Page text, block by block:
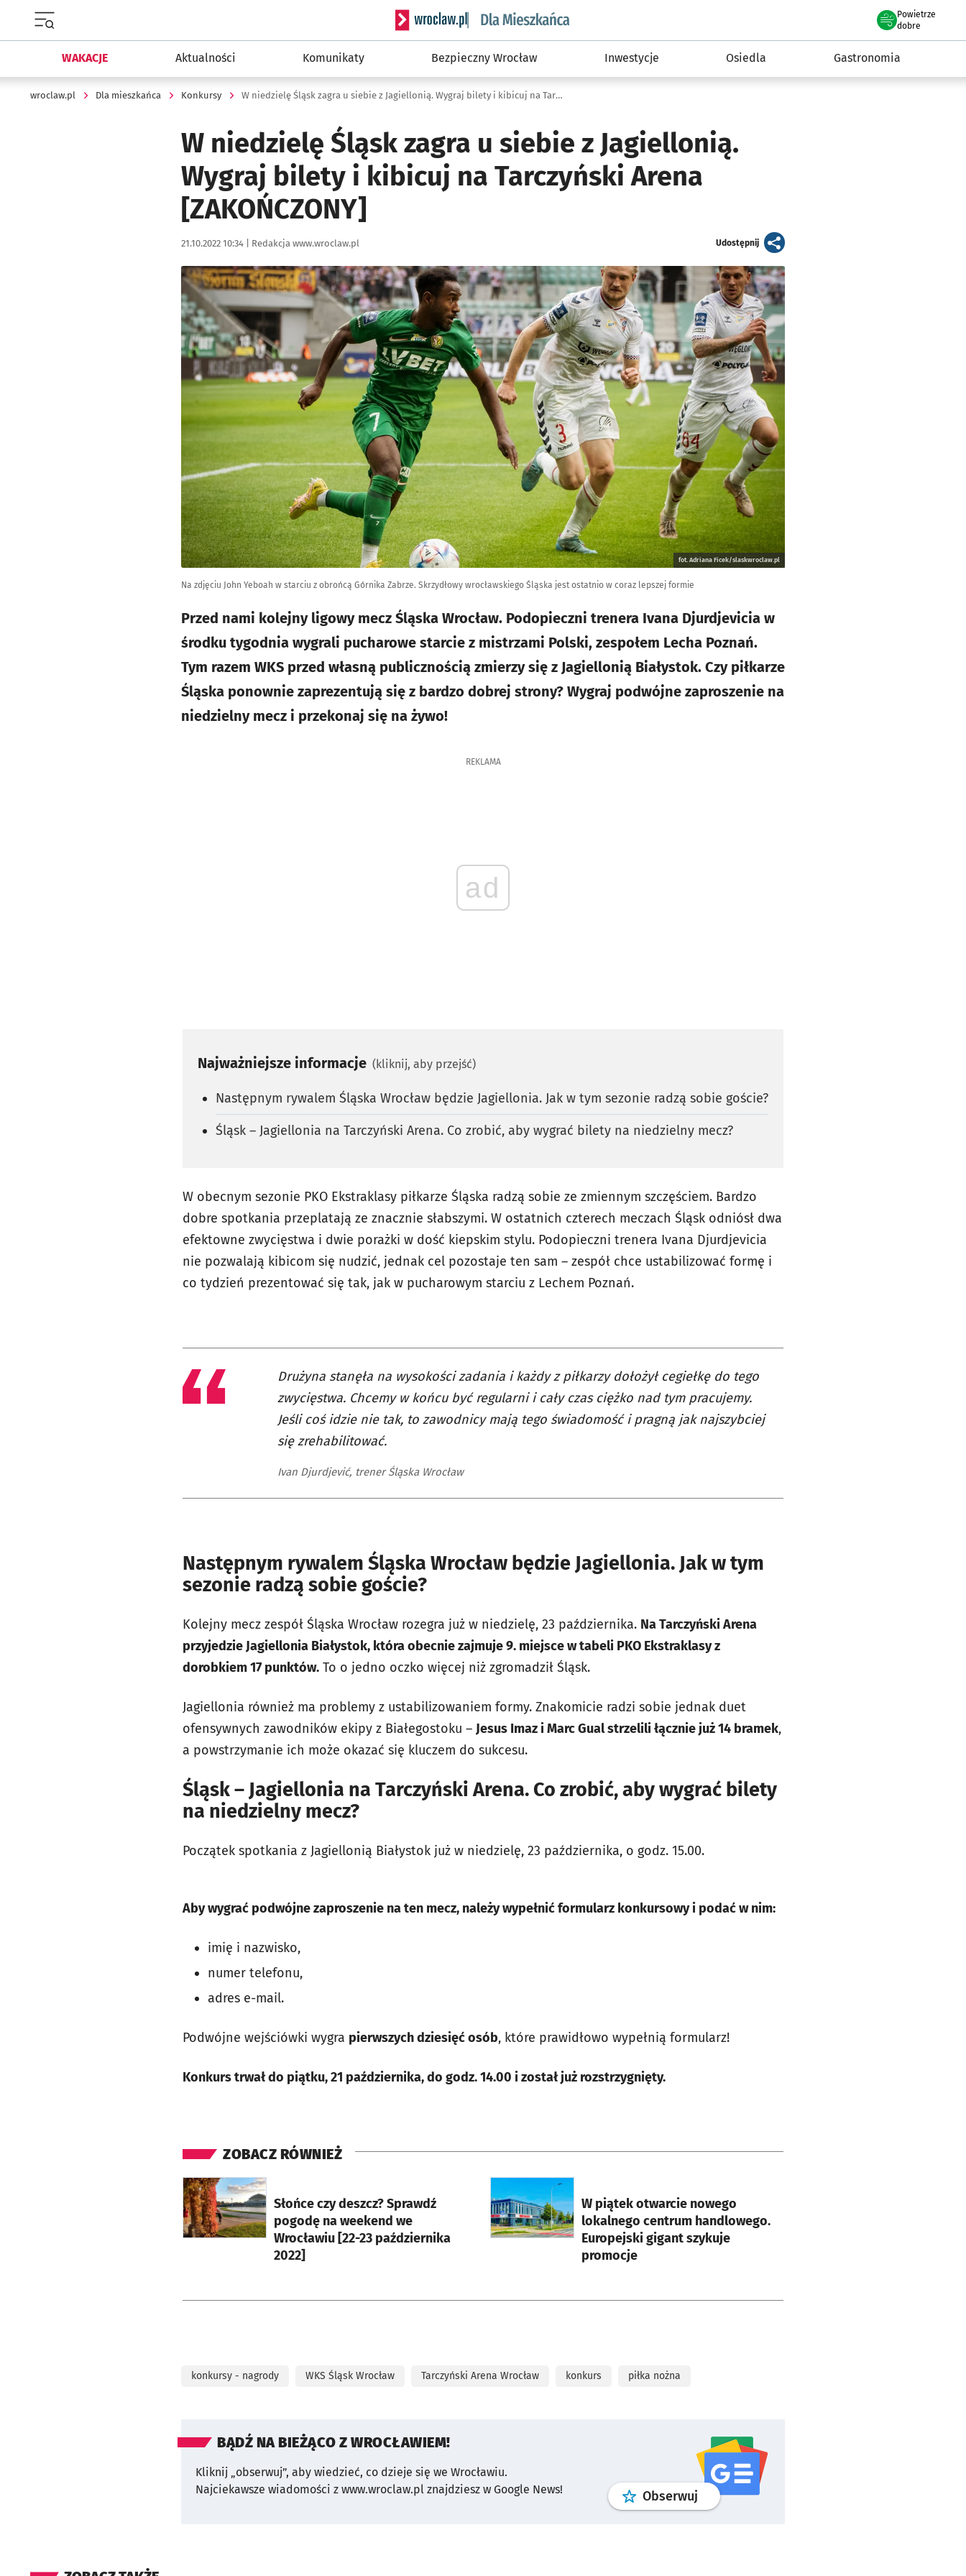
Serwis informacyjny wroclaw.pl podserwis: Dla mieszkańca
Powietrze
we Wrocławiu
dobre
WAKACJE Aktualności Komunikaty Bezpieczny Wrocław Inwestycje Osiedla Gastronomia
wroclaw.pl Dla mieszkańca Konkursy W niedzielę Śląsk zagra u siebie z Jagiellonią. Wygraj bilety i kibicuj na Tarczyński Arena [ZAKOŃCZONY]
W niedzielę Śląsk zagra u siebie z Jagiellonią.
Wygraj bilety i kibicuj na Tarczyński Arena
[ZAKOŃCZONY]
Data publikacji:
21.10.2022 10:34 | Autor:
Redakcja www.wroclaw.pl Udostępnijartykuł
Kliknij, aby powiększyć
fot. Adriana Ficek/slaskwroclaw.pl
Na zdjęciu John Yeboah w starciu z obrońcą Górnika Zabrze. Skrzydłowy wrocławskiego Śląska jest ostatnio w coraz lepszej formie
Przed nami kolejny ligowy mecz Śląska Wrocław. Podopieczni trenera Ivana Djurdjevicia w
środku tygodnia wygrali pucharowe starcie z mistrzami Polski, zespołem Lecha Poznań.
Tym razem WKS przed własną publicznością zmierzy się z Jagiellonią Białystok. Czy piłkarze
Śląska ponownie zaprezentują się z bardzo dobrej strony? Wygraj podwójne zaproszenie na
niedzielny mecz i przekonaj się na żywo!
REKLAMA
ad
Najważniejsze informacje (kliknij, aby przejść)
Następnym rywalem Śląska Wrocław będzie Jagiellonia. Jak w tym sezonie radzą sobie goście?
Śląsk – Jagiellonia na Tarczyński Arena. Co zrobić, aby wygrać bilety na niedzielny mecz?
W obecnym sezonie PKO Ekstraklasy piłkarze Śląska radzą sobie ze zmiennym szczęściem. Bardzo
dobre spotkania przeplatają ze znacznie słabszymi. W ostatnich czterech meczach Śląsk odniósł dwa
efektowne zwycięstwa i dwie porażki w dość kiepskim stylu. Podopieczni trenera Ivana Djurdjevicia
nie pozwalają kibicom się nudzić, jednak cel pozostaje ten sam – zespół chce ustabilizować formę i
co tydzień prezentować się tak, jak w pucharowym starciu z Lechem Poznań.
Drużyna stanęła na wysokości zadania i każdy z piłkarzy dołożył cegiełkę do tego
zwycięstwa. Chcemy w końcu być regularni i cały czas ciężko nad tym pracujemy.
Jeśli coś idzie nie tak, to zawodnicy mają tego świadomość i pragną jak najszybciej
się zrehabilitować.
Ivan Djurdjević, trener Śląska Wrocław
Następnym rywalem Śląska Wrocław będzie Jagiellonia. Jak w tym
sezonie radzą sobie goście?
Kolejny mecz zespół Śląska Wrocław rozegra już w niedzielę, 23 października. Na Tarczyński Arena
przyjedzie Jagiellonia Białystok, która obecnie zajmuje 9. miejsce w tabeli PKO Ekstraklasy z
dorobkiem 17 punktów. To o jedno oczko więcej niż zgromadził Śląsk.
Jagiellonia również ma problemy z ustabilizowaniem formy. Znakomicie radzi sobie jednak duet
ofensywnych zawodników ekipy z Białegostoku – Jesus Imaz i Marc Gual strzelili łącznie już 14 bramek,
a powstrzymanie ich może okazać się kluczem do sukcesu.
Śląsk – Jagiellonia na Tarczyński Arena. Co zrobić, aby wygrać bilety
na niedzielny mecz?
Początek spotkania z Jagiellonią Białystok już w niedzielę, 23 października, o godz. 15.00.
Aby wygrać podwójne zaproszenie na ten mecz, należy wypełnić formularz konkursowy i podać w nim:
imię i nazwisko,
numer telefonu,
adres e-mail.
Podwójne wejściówki wygra pierwszych dziesięć osób, które prawidłowo wypełnią formularz!
Konkurs trwał do piątku, 21 października, do godz. 14.00 i został już rozstrzygnięty.
ZOBACZ RÓWNIEŻ
Słońce czy deszcz? Sprawdź
pogodę na weekend we
Wrocławiu [22-23 października
2022]
otworzy się w nowej karcie
W piątek otwarcie nowego
lokalnego centrum handlowego.
Europejski gigant szykuje
promocje
otworzy się w nowej karcie
konkursy - nagrody WKS Śląsk Wrocław Tarczyński Arena Wrocław konkurs piłka nożna
BĄDŹ NA BIEŻĄCO Z WROCŁAWIEM!
Kliknij „obserwuj”, aby wiedzieć, co dzieje się we Wrocławiu.
Najciekawsze wiadomości z www.wroclaw.pl znajdziesz w Google News!
Obserwuj profilgoogle news